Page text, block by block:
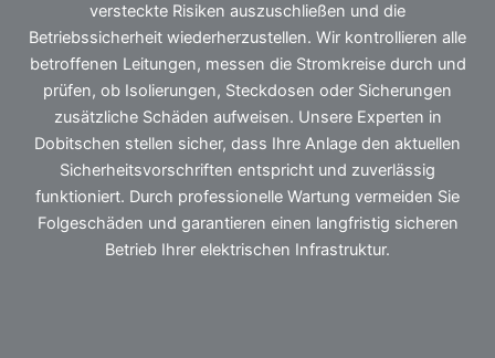
versteckte Risiken auszuschließen und die
Betriebssicherheit wiederherzustellen. Wir kontrollieren alle
betroffenen Leitungen, messen die Stromkreise durch und
prüfen, ob Isolierungen, Steckdosen oder Sicherungen
zusätzliche Schäden aufweisen. Unsere Experten in
Dobitschen stellen sicher, dass Ihre Anlage den aktuellen
Sicherheitsvorschriften entspricht und zuverlässig
funktioniert. Durch professionelle Wartung vermeiden Sie
Folgeschäden und garantieren einen langfristig sicheren
Betrieb Ihrer elektrischen Infrastruktur.